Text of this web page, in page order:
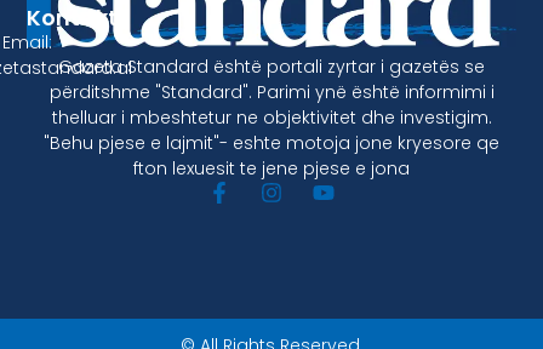
Gazeta Standard është portali zyrtar i gazetës se
përditshme "Standard". Parimi ynë është informimi i
thelluar i mbeshtetur ne objektivitet dhe investigim.
"Behu pjese e lajmit"- eshte motoja jone kryesore qe
fton lexuesit te jene pjese e jona
Kontakt
Email: